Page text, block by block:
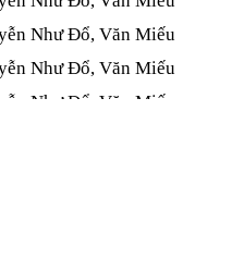
Như Đổ, Văn Miếu​​​​
Như Đổ, Văn Miếu​​​​
Như Đổ, Văn Miếu​​​​